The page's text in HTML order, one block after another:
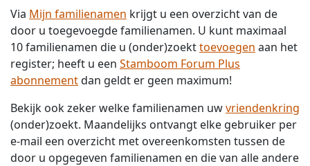
Via Mijn familienamen krijgt u een overzicht van de
door u toegevoegde familienamen. U kunt maximaal
10 familienamen die u (onder)zoekttoevoegen aan het
register; heeft u een Stamboom Forum Plus
abonnementdan geldt er geen maximum!
Bekijk ook zeker welke familienamen uwvriendenkring
(onder)zoekt. Maandelijks ontvangt elke gebruiker per
e-mail een overzicht met overeenkomsten tussen de
door u opgegeven familienamen en die van alle andere